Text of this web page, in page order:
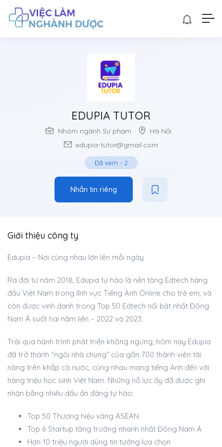
EDUPIA TUTOR
Nhóm ngành Sư phạm
Hà Nội
edupia-tutor@gmail.com
Đã xem - 2
Nhắn tin riêng
Giới thiệu công ty
Edupia – Nơi cùng nhau lớn lên mỗi ngày
Ra đời từ năm 2018, Edupia tự hào là nền tảng Edtech hàng
đầu Việt Nam trong lĩnh vực Tiếng Anh Online cho trẻ em, và
còn được vinh danh trong Top 50 Edtech nổi bật nhất Đông
Nam Á suốt hai năm liền – 2022 và 2023.
Trải qua hành trình phát triển không ngừng, hôm nay Edupia
đã trở thành “ngôi nhà chung” của gần 700 thành viên tài
năng trên khắp cả nước, cùng nhau mang tiếng Anh đến với
hàng triệu học sinh Việt Nam. Những nỗ lực ấy đã được ghi
nhận bằng nhiều dấu ấn đáng tự hào:
Top 50 Thương hiệu vàng ASEAN
Top 6 Startup tăng trưởng nhanh nhất Đông Nam Á
Hơn 10 triệu người dùng tin tưởng lựa chọn